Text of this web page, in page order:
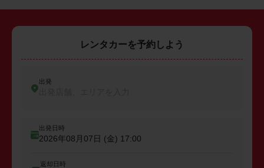
レンタカーを予約しよう
出発
出発日時
2026年08月07日 (金) 17:00
返却日時